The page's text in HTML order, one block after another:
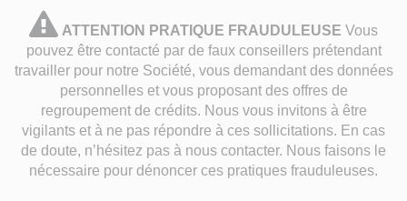
attention
pratique
frauduleuse
ATTENTION PRATIQUE FRAUDULEUSE Vous
pouvez être contacté par de faux conseillers prétendant
travailler pour notre Société, vous demandant des données
personnelles et vous proposant des offres de
regroupement de crédits. Nous vous invitons à être
vigilants et à ne pas répondre à ces sollicitations. En cas
de doute, n’hésitez pas à nous contacter. Nous faisons le
nécessaire pour dénoncer ces pratiques frauduleuses.